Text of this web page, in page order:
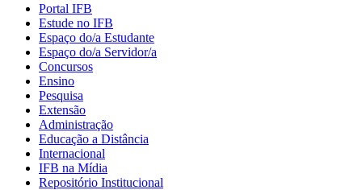
Portal IFB
Estude no IFB
Espaço do/a Estudante
Espaço do/a Servidor/a
Concursos
Ensino
Pesquisa
Extensão
Administração
Educação a Distância
Internacional
IFB na Mídia
Repositório Institucional